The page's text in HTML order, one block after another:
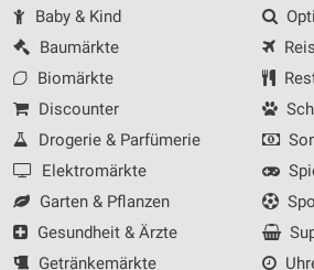
Baby & Kind
Baumärkte
Biomärkte
Discounter
Drogerie & Parfümerie
Elektromärkte
Garten & Pflanzen
Gesundheit & Ärzte
Getränkemärkte